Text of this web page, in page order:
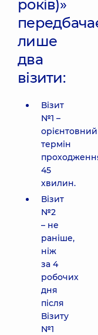
років)»
лише
два
візити:
Візит
№1 –
орієнтовний
термін
45
хвилин.
Візит
№2
– не
раніше,
ніж
за 4
робочих
дня
після
Візиту
№1